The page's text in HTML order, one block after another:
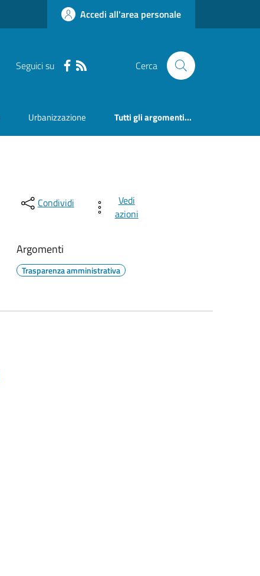
Accedi all'area personale
Seguici su Cerca
Urbanizzazione Tutti gli argomenti...
Condividi
Vedi
azioni
Argomenti
Trasparenza amministrativa